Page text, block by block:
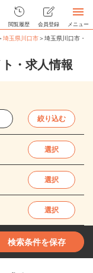
閲覧履歴 会員登録 メニュー
埼玉県川口市＞埼玉県川口市・
・求人情報
絞り込む
選択
選択
選択
検索条件を保存